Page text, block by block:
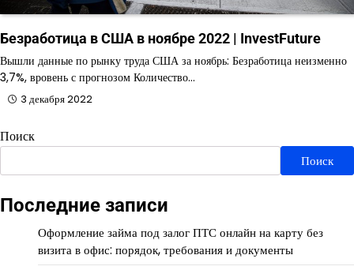
Безработица в США в ноябре 2022 | InvestFuture
Вышли данные по рынку труда США за ноябрь: Безработица неизменно
3,7%, вровень с прогнозом Количество…
3 декабря 2022
Поиск
Поиск
Последние записи
Оформление займа под залог ПТС онлайн на карту без
визита в офис: порядок, требования и документы